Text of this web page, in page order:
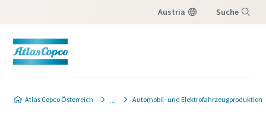
Austria Suche
Atlas Copco Österreich Automobil- und Elektrofahrzeugproduktion